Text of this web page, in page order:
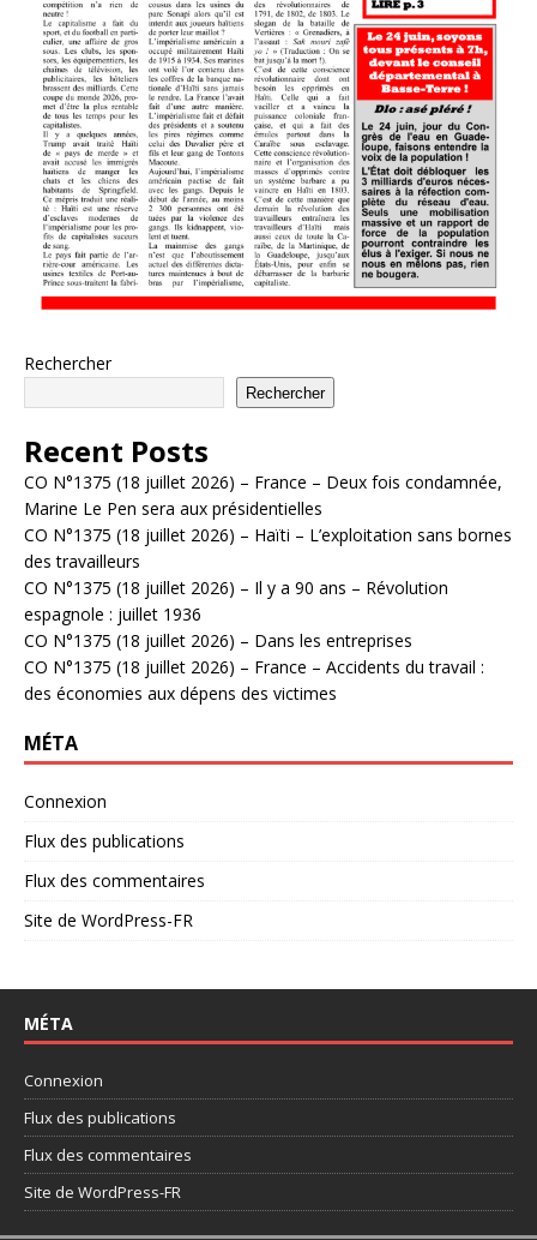
Rechercher
Rechercher
Recent Posts
CO N°1375 (18 juillet 2026) – France – Deux fois condamnée,
Marine Le Pen sera aux présidentielles
CO N°1375 (18 juillet 2026) – Haïti – L’exploitation sans bornes
des travailleurs
CO N°1375 (18 juillet 2026) – Il y a 90 ans – Révolution
espagnole : juillet 1936
CO N°1375 (18 juillet 2026) – Dans les entreprises
CO N°1375 (18 juillet 2026) – France – Accidents du travail :
des économies aux dépens des victimes
MÉTA
Connexion
Flux des publications
Flux des commentaires
Site de WordPress-FR
MÉTA
Connexion
Flux des publications
Flux des commentaires
Site de WordPress-FR